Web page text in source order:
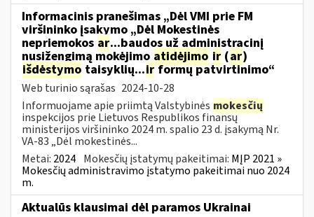
Informacinis pranešimas „Dėl VMI prie FM
viršininko įsakymo „Dėl Mokestinės
nepriemokos ar...baudos už administracinį
nusižengimą mokėjimo atidėjimo ir (ar)
išdėstymo taisyklių...irformų patvirtinimo“
Web turinio sąrašas 2024-10-28
Informuojame apie priimtą Valstybinės mokesčių
inspekcijos prie Lietuvos Respublikos finansų
ministerijos viršininko 2024 m. spalio 23 d. įsakymą Nr.
VA-83 „Dėl mokestinės...
Metai: 2024 Mokesčių įstatymų pakeitimai: MĮP 2021 »
Mokesčių administravimo įstatymo pakeitimai nuo 2024
m.
Aktualūs klausimai dėl paramos Ukrainai